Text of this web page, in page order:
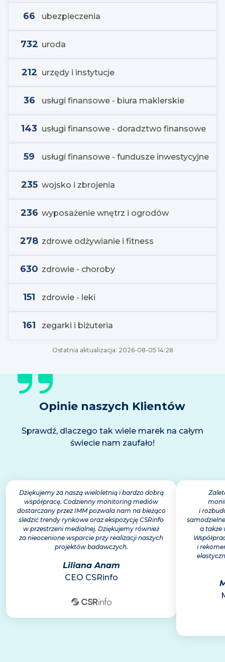
66 ubezpieczenia
732 uroda
212 urzędy i instytucje
36 usługi finansowe - biura maklerskie
143 usługi finansowe - doradztwo finansowe
59 usługi finansowe - fundusze inwestycyjne
235 wojsko i zbrojenia
236 wyposażenie wnętrz i ogrodów
278 zdrowe odżywianie i fitness
630 zdrowie - choroby
151 zdrowie - leki
161 zegarki i biżuteria
Ostatnia aktualizacja: 2026-08-05 14:28
Opinie naszych Klientów
Sprawdź, dlaczego tak wiele marek na całym
świecie nam zaufało!
Dziękujemy za naszą wieloletnią i bardzo dobrą
współpracę. Codzienny monitoring mediów
dostarczany przez IMM pozwala nam na bieżąco
śledzić trendy rynkowe oraz ekspozycję CSRinfo
w przestrzeni medialnej. Dziękujemy również
za nieocenione wsparcie przy realizacji naszych
projektów badawczych.
Liliana Anam
CEO CSRinfo
i
a także
i